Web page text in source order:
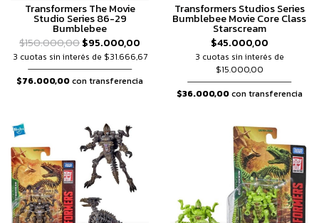
Transformers The Movie
Studio Series 86-29
Bumblebee
$150.000,00$95.000,00
3 cuotas sin interés de $31.666,67
$76.000,00con transferencia
Transformers Studios Series
Bumblebee Movie Core Class
Starscream
$45.000,00
3 cuotas sin interés de
$15.000,00
$36.000,00con transferencia